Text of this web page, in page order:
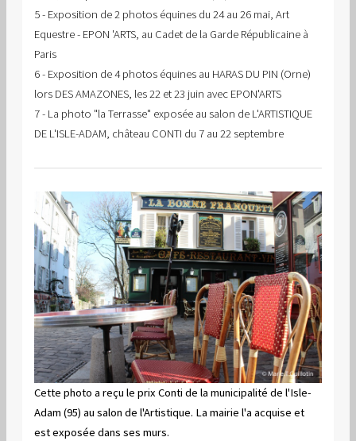
5 - Exposition de 2 photos équines du 24 au 26 mai, Art
Equestre - EPON 'ARTS, au Cadet de la Garde Républicaine à
Paris
6 - Exposition de 4 photos équines au HARAS DU PIN (Orne)
lors DES AMAZONES, les 22 et 23 juin avec EPON'ARTS
7 - La photo "la Terrasse" exposée au salon de L'ARTISTIQUE
DE L'ISLE-ADAM, château CONTI du 7 au 22 septembre
Cette photo a reçu le prix Conti de la municipalité de l'Isle-
Adam (95) au salon de l'Artistique. La mairie l'a acquise et
est exposée dans ses murs.